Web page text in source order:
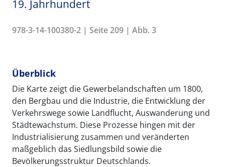
19. Jahrhundert
978-3-14-100380-2 | Seite 209 | Abb. 3
Überblick
Die Karte zeigt die Gewerbelandschaften um 1800,
den Bergbau und die Industrie, die Entwicklung der
Verkehrswege sowie Landflucht, Auswanderung und
Städtewachstum. Diese Prozesse hingen mit der
Industrialisierung zusammen und veränderten
maßgeblich das Siedlungsbild sowie die
Bevölkerungsstruktur Deutschlands.